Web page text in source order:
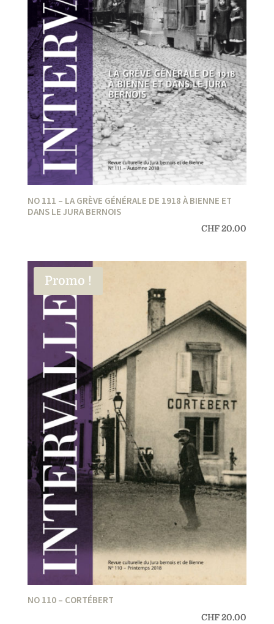
NO 111 – LA GRÈVE GÉNÉRALE DE 1918 À BIENNE ET
DANS LE JURA BERNOIS
CHF20.00
Promo !
NO 110 – CORTÉBERT
CHF20.00